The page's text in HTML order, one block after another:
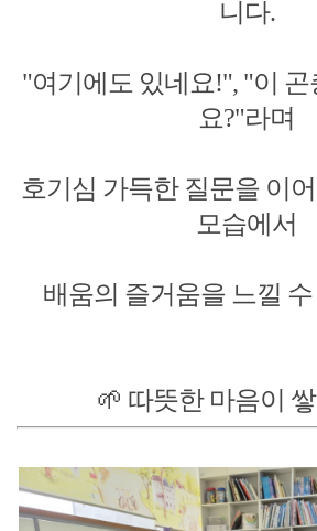
니다.
"여기에도 있네요!", "이 곤
요?"라며
호기심 가득한 질문을 이
모습에서
배움의 즐거움을 느낄
🌱 따뜻한 마음이